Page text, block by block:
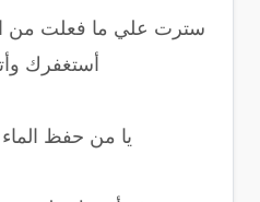
سترت علي ما فعلت من
أستغفرك
يا من حفظ